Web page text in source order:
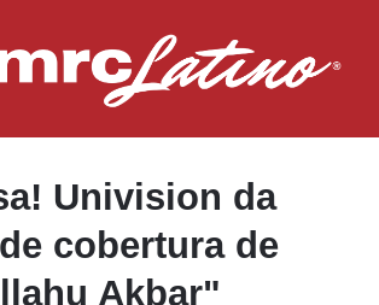
to
main
Univision da
cobertura de
Akbar"